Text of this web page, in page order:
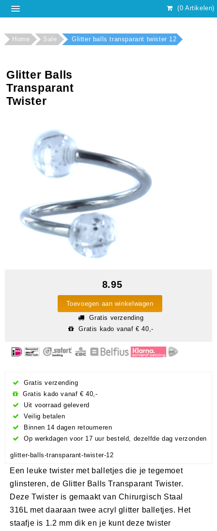
(0 Artikelen)
Home Sale Glitter balls transparant twister 12
Glitter Balls
Transparant
Twister
8.95
Toevoegen aan winkelwagen
Gratis verzending
Gratis kado vanaf € 40,-
Gratis verzending
Gratis kado vanaf € 40,-
Uit voorraad geleverd
Veilig betalen
Binnen 14 dagen retourneren
Op werkdagen voor 17 uur besteld, dezelfde dag verzonden
glitter-balls-transparant-twister-12
Een leuke twister met balletjes die je tegemoet
glinsteren, de Glitter Balls Transparant Twister.
Deze Twister is gemaakt van Chirurgisch Staal
316L met daaraan twee acryl glitter balletjes. Het
staafje is 1.2 mm dik en je kunt deze twister